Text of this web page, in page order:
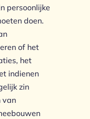
persoonlijke
doen.
of het
het
indienen
zin
van